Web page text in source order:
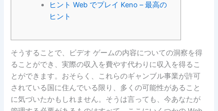
ヒント Web でプレイ Keno – 最高の
ヒント
そうすることで、ビデオ ゲームの内容についての洞察を得
ることができ、実際の収入を費やす代わりに収入を得るこ
とができます。おそらく、これらのギャンブル事業が許可
されている国に住んでいる限り、多くの可能性があること
に気づいたかもしれません。そうは言っても、今あなたが